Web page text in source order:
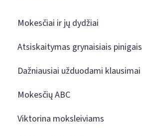
Mokesčiai ir jų dydžiai
Atsiskaitymas grynaisiais pinigais
Dažniausiai užduodami klausimai
Mokesčių ABC
Viktorina moksleiviams